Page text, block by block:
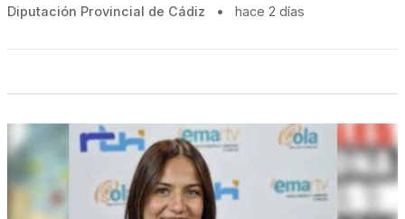
Diputación Provincial de Cádiz • hace 2 días